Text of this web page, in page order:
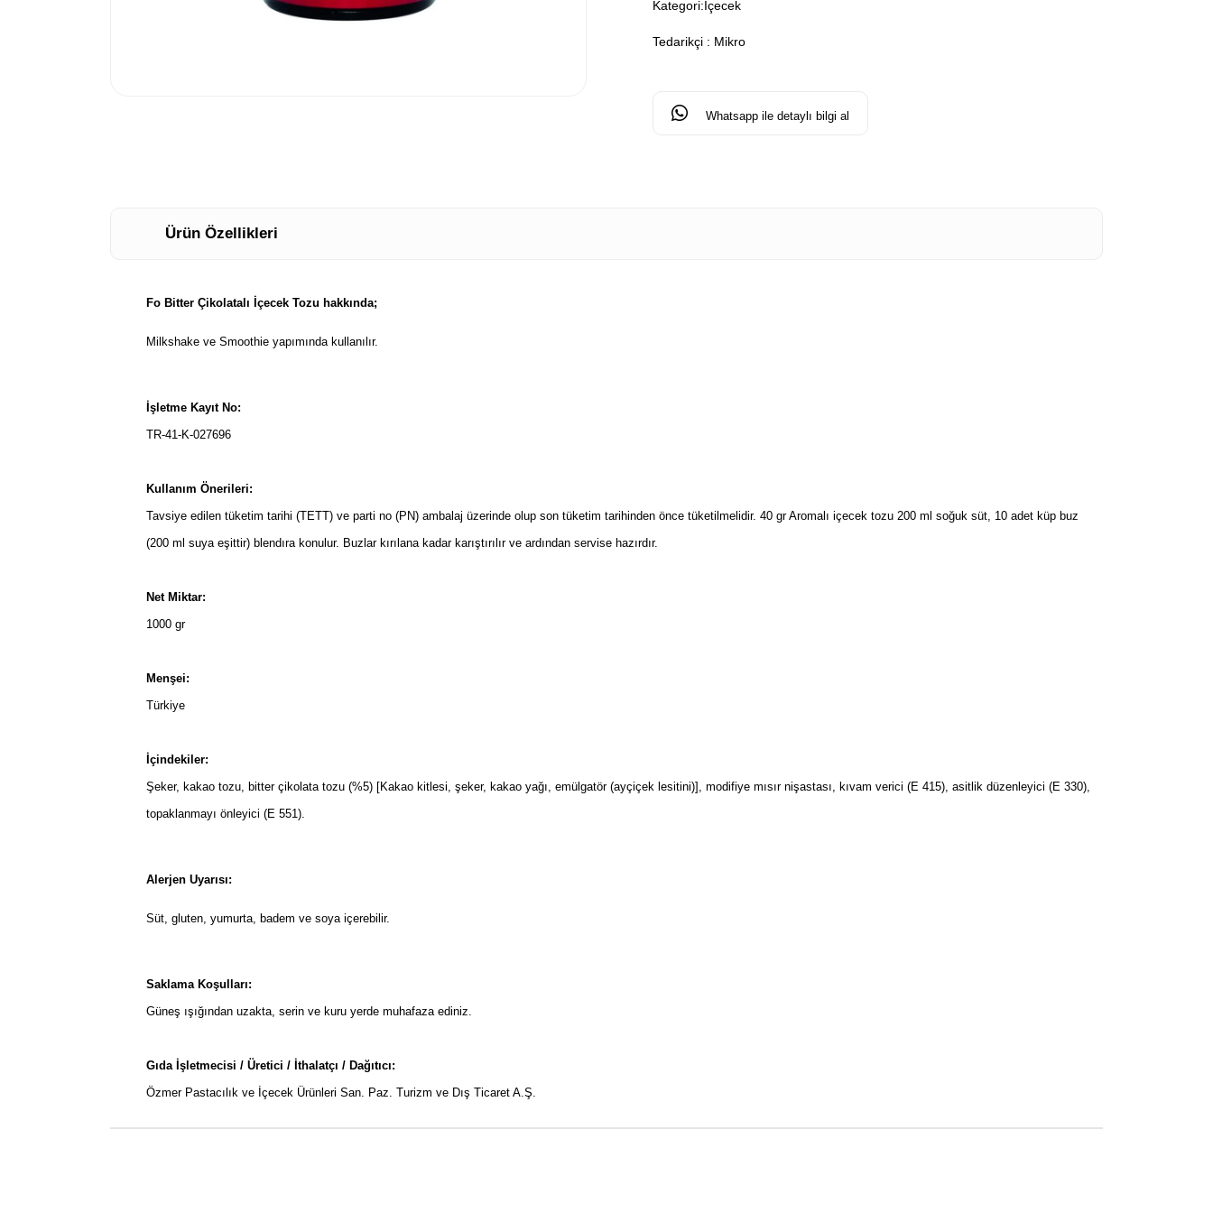
Kategori:İçecek
Tedarikçi : Mikro
Whatsapp ile detaylı bilgi al
Ürün Özellikleri
Fo Bitter Çikolatalı İçecek Tozu hakkında;
Milkshake ve Smoothie yapımında kullanılır.
İşletme Kayıt No:
TR-41-K-027696
Kullanım Önerileri:
Tavsiye edilen tüketim tarihi (TETT) ve parti no (PN) ambalaj üzerinde olup son tüketim tarihinden önce tüketilmelidir. 40 gr Aromalı içecek tozu 200 ml soğuk süt, 10 adet küp buz
(200 ml suya eşittir) blendıra konulur. Buzlar kırılana kadar karıştırılır ve ardından servise hazırdır.
Net Miktar:
1000 gr
Menşei:
Türkiye
İçindekiler:
Şeker, kakao tozu, bitter çikolata tozu (%5) [Kakao kitlesi, şeker, kakao yağı, emülgatör (ayçiçek lesitini)], modifiye mısır nişastası, kıvam verici (E 415), asitlik düzenleyici (E 330),
topaklanmayı önleyici (E 551).
Alerjen Uyarısı:
Süt, gluten, yumurta, badem ve soya içerebilir.
Saklama Koşulları:
Güneş ışığından uzakta, serin ve kuru yerde muhafaza ediniz.
Gıda İşletmecisi / Üretici / İthalatçı / Dağıtıcı:
Özmer Pastacılık ve İçecek Ürünleri San. Paz. Turizm ve Dış Ticaret A.Ş.